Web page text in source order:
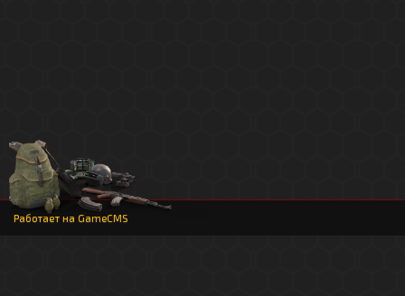
Работает на GameCMS